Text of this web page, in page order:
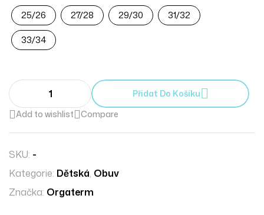
25/26 27/28 29/30
31/32
33/34
Přidat Do Košíku
Add to wishlist
Compare
SKU: -
Kategorie: Dětská, Obuv
Značka: Orgaterm